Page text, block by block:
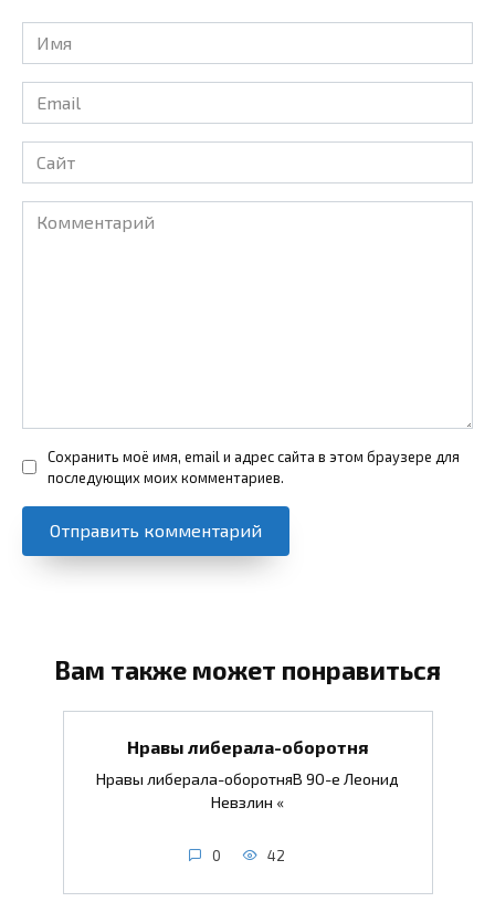
Имя
*
Email
*
Сайт
Комментарий
Сохранить моё имя, email и адрес сайта в этом браузере для
последующих моих комментариев.
Вам также может понравиться
Нравы либерала-оборотня
Нравы либерала-оборотняВ 90-е Леонид
Невзлин «
0 42